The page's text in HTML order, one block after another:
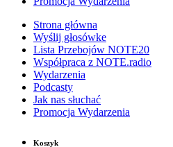
Strona główna
Wyślij głosówke
Lista Przebojów NOTE20
Współpraca z NOTE.radio
Wydarzenia
Podcasty
Jak nas słuchać
Promocja Wydarzenia
Koszyk